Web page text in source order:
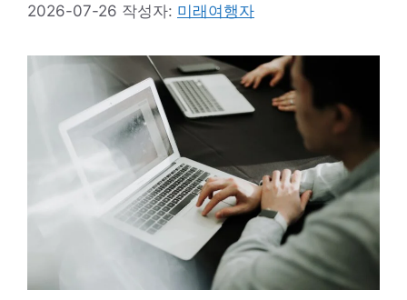
2026-07-26 작성자: 미래여행자